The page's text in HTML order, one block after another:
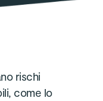
rischi
come lo